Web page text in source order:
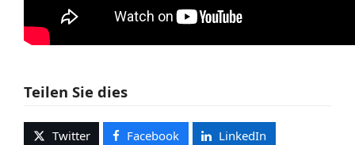
Teilen Sie dies
Twitter Facebook LinkedIn